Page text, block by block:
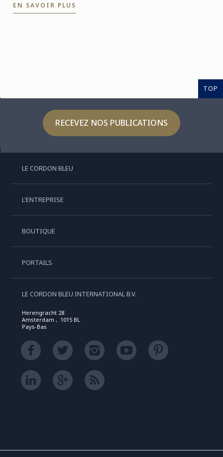
les ...
EN SAVOIR PLUS
TOP
RECEVEZ NOS PUBLICATIONS
LE CORDON BLEU
L'ENTREPRISE
BOUTIQUE
PORTAILS
LE CORDON BLEU INTERNATIONAL B.V.
Herengracht 28
Amsterdam , 1015 BL
Pays-Bas